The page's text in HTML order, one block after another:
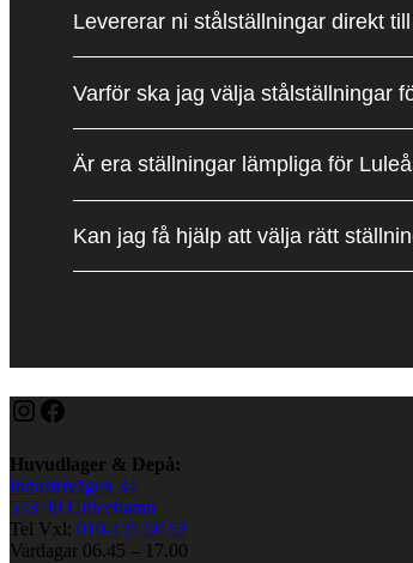
Levererar ni stålställningar direkt
Varför ska jag välja stålställningar
Är era ställningar lämpliga för
Kan jag få hjälp att välja rätt
Instagram
Facebook
Huvudlager & Depå:
Industrivägen 34
523 90 Ulricehamn
Tel Vxl: 010-175 50 53
Vardagar 06.45 – 17.00